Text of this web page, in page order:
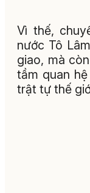
Vì thế,
nước Tô
giao, mà
tầm quan
trật tự thế